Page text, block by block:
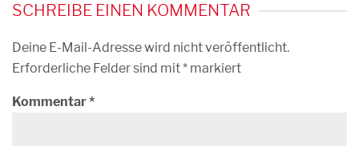
SCHREIBE EINEN KOMMENTAR
Deine E-Mail-Adresse wird nicht veröffentlicht.
Erforderliche Felder sind mit* markiert
Kommentar*